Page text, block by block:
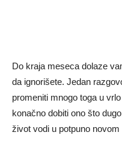
Do kraja meseca dolaze
da ignorišete. Jedan
promeniti mnogo toga u
konačno dobiti ono što
život vodi u potpuno novom